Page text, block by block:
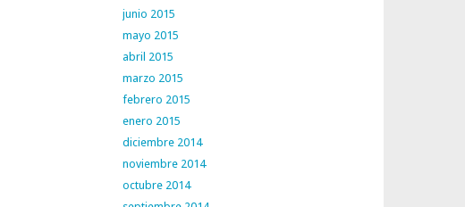
junio 2015
mayo 2015
abril 2015
marzo 2015
febrero 2015
enero 2015
diciembre 2014
noviembre 2014
octubre 2014